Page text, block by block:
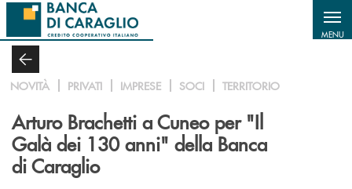
Salta al contenuto principale
MENU
NOVITÀ PRIVATI IMPRESE SOCI TERRITORIO
Arturo Brachetti a Cuneo per "Il
Galà dei 130 anni" della Banca
di Caraglio